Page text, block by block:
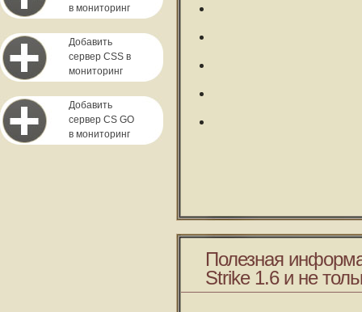
в мониторинг
Добавить
сервер CSS в
мониторинг
Добавить
сервер CS GO
в мониторинг
Полезная
Strike 1.6 и не